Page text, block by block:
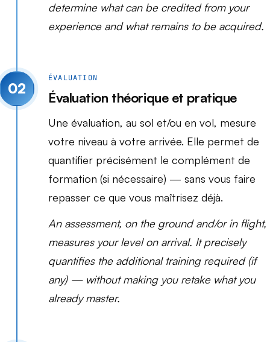
determine what can be credited from your
experience and what remains to be acquired.
02
ÉVALUATION
Évaluation théorique et pratique
Une évaluation, au sol et/ou en vol, mesure
votre niveau à votre arrivée. Elle permet de
quantifier précisément le complément de
formation (si nécessaire) — sans vous faire
repasser ce que vous maîtrisez déjà.
An assessment, on the ground and/or in flight,
measures your level on arrival. It precisely
quantifies the additional training required (if
any) — without making you retake what you
already master.